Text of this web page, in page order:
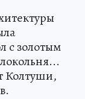
с золотым
Колтуши,